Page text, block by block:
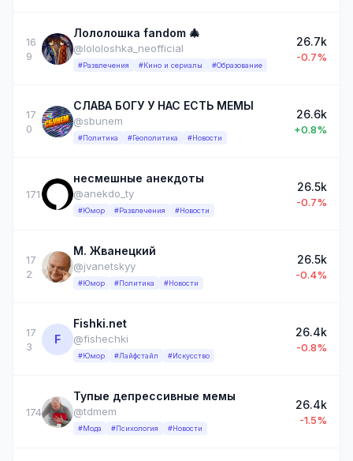
16
9
Лололошка fandom 🎄
@lololoshka_neofficial
#Развлечения #Кино и сериалы #Образование
26.7k
-0.7%
17
0
СЛАВА БОГУ У НАС ЕСТЬ МЕМЫ
@sbunem
#Политика #Геополитика #Новости
26.6k
+0.8%
171
несмешные анекдоты
@anekdo_ty
#Юмор #Развлечения #Новости
26.5k
-0.7%
17
2
М. Жванецкий
@jvanetskyy
#Юмор #Политика #Новости
26.5k
-0.4%
17
3
F
Fishki.net
@fishechki
#Юмор #Лайфстайл #Искусство
26.4k
-0.8%
174
Тупые депрессивные мемы
@tdmem
#Мода #Психология #Новости
26.4k
-1.5%